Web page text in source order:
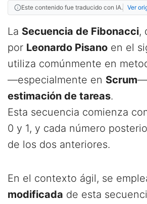
Este contenido fue traducido con IA. Ver
La Secuencia de Fibonacci,
por Leonardo Pisano en el
utiliza comúnmente en
—especialmente en Scrum—
estimación de tareas.
Esta secuencia comienza
0 y 1, y cada número
de los dos anteriores.
En el contexto ágil, se
modificada de esta